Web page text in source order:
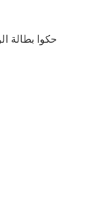
حكوا بطالة